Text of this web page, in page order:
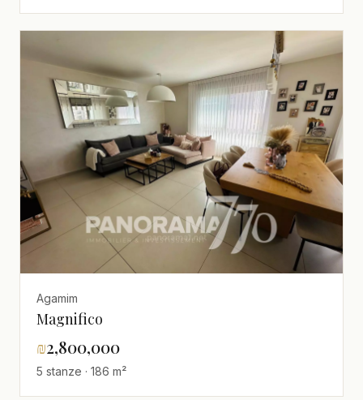
Agamim
Magnifico
₪2,800,000
5 stanze · 186 m²